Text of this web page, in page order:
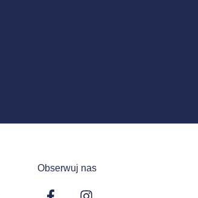
Obserwuj nas